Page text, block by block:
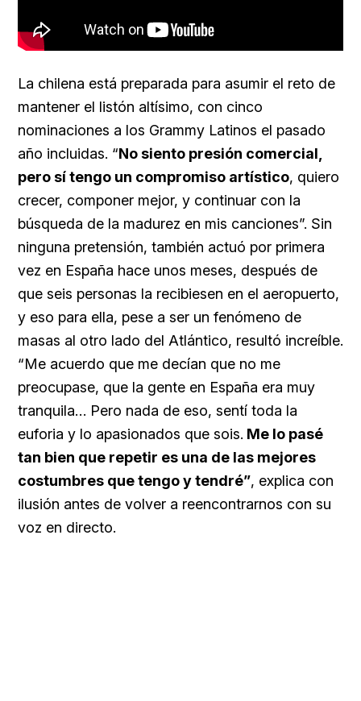
La chilena está preparada para asumir el reto de
mantener el listón altísimo, con cinco
nominaciones a los Grammy Latinos el pasado
año incluidas. “No siento presión comercial,
pero sí tengo un compromiso artístico, quiero
crecer, componer mejor, y continuar con la
búsqueda de la madurez en mis canciones”. Sin
ninguna pretensión, también actuó por primera
vez en España hace unos meses, después de
que seis personas la recibiesen en el aeropuerto,
y eso para ella, pese a ser un fenómeno de
masas al otro lado del Atlántico, resultó increíble.
“Me acuerdo que me decían que no me
preocupase, que la gente en España era muy
tranquila… Pero nada de eso, sentí toda la
euforia y lo apasionados que sois. Me lo pasé
tan bien que repetir es una de las mejores
costumbres que tengo y tendré”, explica con
ilusión antes de volver a reencontrarnos con su
voz en directo.